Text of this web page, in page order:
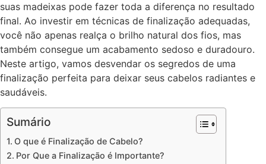
suas madeixas pode fazer toda a diferença no resultado
final. Ao investir em técnicas de finalização adequadas,
você não apenas realça o brilho natural dos fios, mas
também consegue um acabamento sedoso e duradouro.
Neste artigo, vamos desvendar os segredos de uma
finalização perfeita para deixar seus cabelos radiantes e
saudáveis.
Sumário
O que é Finalização de Cabelo?
Por Que a Finalização é Importante?